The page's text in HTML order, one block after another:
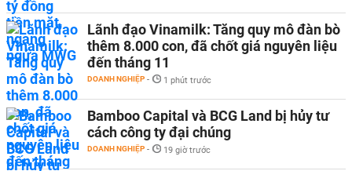
Lãnh đạo Vinamilk: Tăng quy mô đàn bò
thêm 8.000 con, đã chốt giá nguyên liệu
đến tháng 11
DOANH NGHIỆP - 1 phút trước
Bamboo Capital và BCG Land bị hủy tư
cách công ty đại chúng
DOANH NGHIỆP - 19 giờ trước